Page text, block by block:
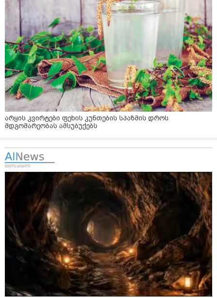
არყის კვირტები ფეხის კუნთების სპაზმის დროს
მდგომარეობას ამსუბუქებს